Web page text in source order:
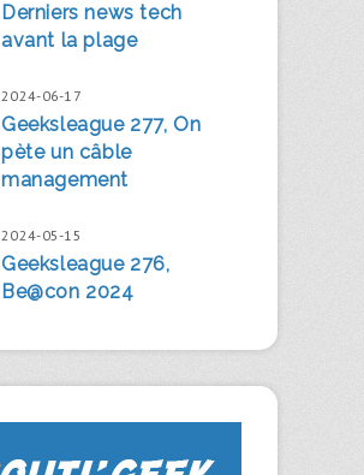
Derniers news tech
avant la plage
2024-06-17
Geeksleague 277, On
pète un câble
management
2024-05-15
Geeksleague 276,
Be@con 2024